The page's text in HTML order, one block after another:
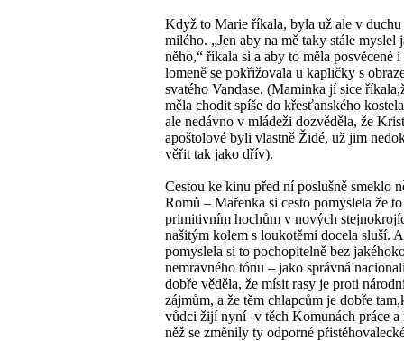
Když to Marie říkala, byla už ale v duchu
milého. „Jen aby na mě taky stále myslel
něho,“ říkala si a aby to měla posvěcené i
lomeně se pokřižovala u kapličky s
svatého Vandase. (Maminka jí sice
měla chodit spíše do křesťanského
ale nedávno v mládeži dozvěděla, že
apoštolové byli vlastně Židé, už jim
věřit tak jako dřív).
Cestou ke kinu před ní poslušně smeklo
Romů – Mařenka si cesto pomyslela že
primitivním hochům v nových
našitým kolem s loukotěmi docela sluší.
pomyslela si to pochopitelně bez
nemravného tónu – jako správná
dobře věděla, že mísit rasy je proti
zájmům, a že těm chlapcům je dobře
vůdci žijí nyní -v těch Komunách práce a
něž se změnily ty odporné